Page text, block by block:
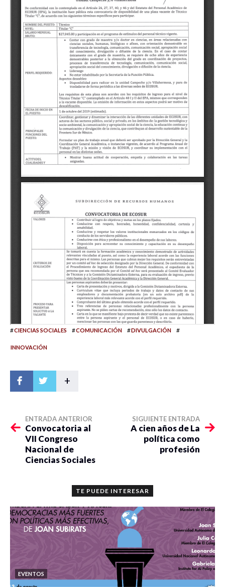
#CIENCIAS SOCIALES #COMUNICACIÓN #DIVULGACIÓN #
INNOVACIÓN
+
ENTRADA ANTERIOR
Convocatoria al
VII Congreso
Nacional de
Ciencias Sociales
SIGUIENTE ENTRADA
A cien años de La
política como
profesión
TE PUEDE INTERESAR
EVENTOS